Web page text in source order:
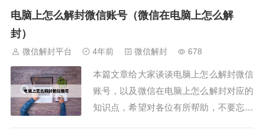
平台），现在开始吧！本文导读目录：
电脑上怎么解封微信账号（微信在电脑上怎么解
封）
微信解封平台 4年前 微信解封 678
本篇文章给大家谈谈电脑上怎么解封微信
账号，以及微信在电脑上怎么解封对应的
知识点，希望对各位有所帮助，不要忘了